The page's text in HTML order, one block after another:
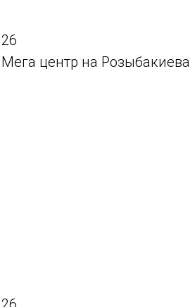
центр на Розыбакиева